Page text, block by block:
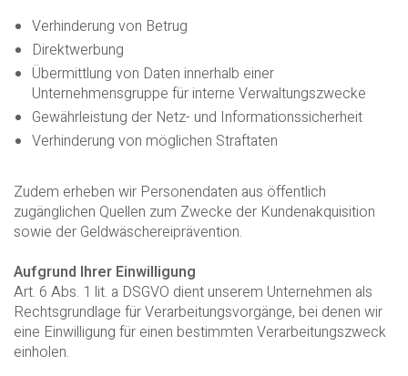
Verhinderung von Betrug
Direktwerbung
Übermittlung von Daten innerhalb einer
Unternehmensgruppe für interne Verwaltungszwecke
Gewährleistung der Netz- und Informationssicherheit
Verhinderung von möglichen Straftaten
Zudem erheben wir Personendaten aus öffentlich
zugänglichen Quellen zum Zwecke der Kundenakquisition
sowie der Geldwäschereiprävention.
Aufgrund Ihrer Einwilligung
Art. 6 Abs. 1 lit. a DSGVO dient unserem Unternehmen als
Rechtsgrundlage für Verarbeitungsvorgänge, bei denen wir
eine Einwilligung für einen bestimmten Verarbeitungszweck
einholen.